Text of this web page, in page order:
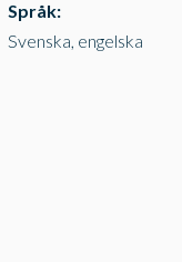
Språk:
Svenska, engelska